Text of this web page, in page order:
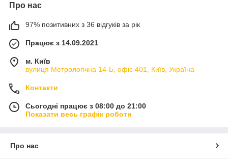
Про нас
97% позитивних з 36 відгуків за рік
Працює з 14.09.2021
м. Київ
вулиця Метрологічна 14-Б, офіс 401, Київ, Україна
Контакти
Сьогодні працює з 08:00 до 21:00
Показати весь графік роботи
Про нас